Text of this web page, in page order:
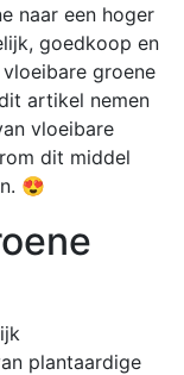
naar een hoger
goedkoop en
groene
artikel nemen
vloeibare
dit middel
😍
plantaardige